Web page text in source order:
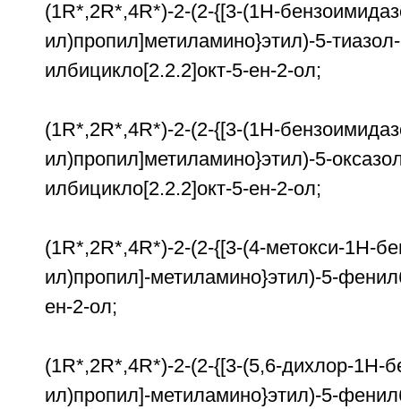
(1R*,2R*,4R*)-2-(2-{[3-(1Н-
ил)пропил]метиламино}этил)-5-
илбицикло[2.2.2]окт-5-ен-2-ол;
(1R*,2R*,4R*)-2-(2-{[3-(1Н-
ил)пропил]метиламино}этил)-5-
илбицикло[2.2.2]окт-5-ен-2-ол;
(1R*,2R*,4R*)-2-(2-{[3-(4-метокси-1Н-
ил)пропил]-метиламино}этил)-5-
ен-2-ол;
(1R*,2R*,4R*)-2-(2-{[3-(5,6-дихлор-1Н-
ил)пропил]-метиламино}этил)-5-